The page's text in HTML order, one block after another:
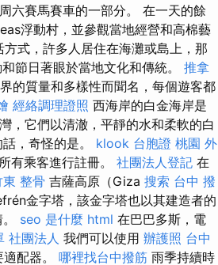
六賽馬賽車的一部分。 在一天的餘
浮動村，並參觀當地經營和高棉藝
式，許多人居住在海灘或島上，那
節日著眼於當地文化和傳統。 推拿
的質量和多樣性而聞名，每個遊客都
經絡調理證照 西海岸的白金海岸是
，它們以清澈，平靜的水和柔軟的白
，奇怪的是。 klook 台胞證 桃園 外
有乘客進行註冊。 社團法人登記 在
東 整骨 吉薩高原（Giza 搜索 台中 撥
金字塔，該金字塔也以其建造者的
seo 是什麼 html 在巴巴多斯，電
社團法人 我們可以使用 辦護照 台中
配器。 哪裡找台中撥筋 雨季持續時